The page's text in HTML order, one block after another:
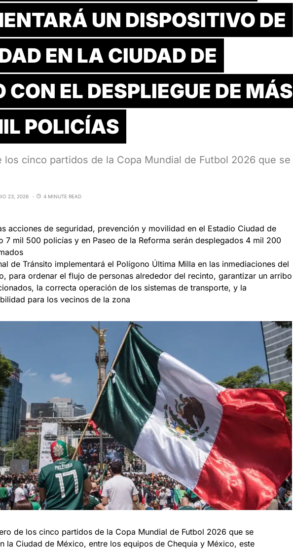
UN DISPOSITIVO DE
EN LA CIUDAD DE
CON EL DESPLIEGUE DE MÁS
POLICÍAS
los cinco partidos de la Copa Mundial de Futbol 2026 que se
23, 2026 4 MINUTE READ
acciones de seguridad, prevención y movilidad en el Estadio Ciudad de
7 mil 500 policías y en Paseo de la Reforma serán desplegados 4 mil 200
de Tránsito implementará el Polígono Última Milla en las inmediaciones del
para ordenar el flujo de personas alrededor del recinto, garantizar un arribo
la correcta operación de los sistemas de transporte, y la
para los vecinos de la zona
de los cinco partidos de la Copa Mundial de Futbol 2026 que se
la Ciudad de México, entre los equipos de Chequia y México, este